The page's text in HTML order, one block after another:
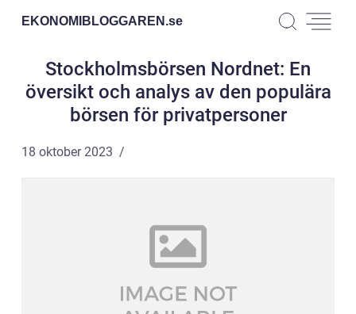
EKONOMIBLOGGAREN.se
Stockholmsbörsen Nordnet: En
översikt och analys av den populära
börsen för privatpersoner
18 oktober 2023